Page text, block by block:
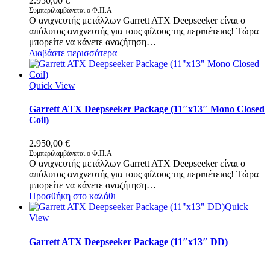
Συμπεριλαμβάνεται ο Φ.Π.Α
Ο ανιχνευτής μετάλλων Garrett ATX Deepseeker είναι ο
απόλυτος ανιχνευτής για τους φίλους της περιπέτειας! Τώρα
μπορείτε να κάνετε αναζήτηση…
Διαβάστε περισσότερα
Quick View
Garrett ATX Deepseeker Package (11″x13″ Mono Closed
Coil)
2.950,00 €
Συμπεριλαμβάνεται ο Φ.Π.Α
Ο ανιχνευτής μετάλλων Garrett ATX Deepseeker είναι ο
απόλυτος ανιχνευτής για τους φίλους της περιπέτειας! Τώρα
μπορείτε να κάνετε αναζήτηση…
Προσθήκη στο καλάθι
Quick
View
Garrett ATX Deepseeker Package (11″x13″ DD)